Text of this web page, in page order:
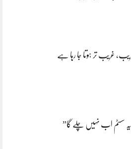
غریب تر ہوتا جا رہا ہے
سسٹم اب نہیں چلے گا”